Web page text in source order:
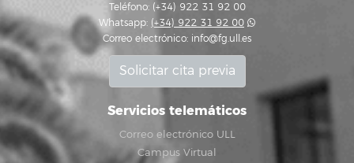
Teléfono: (+34) 922 31 92 00
Whatsapp: (+34) 922 31 92 00
Correo electrónico: info@fg.ull.es
Solicitar cita previa
Servicios telemáticos
Correo electrónico ULL
Campus Virtual